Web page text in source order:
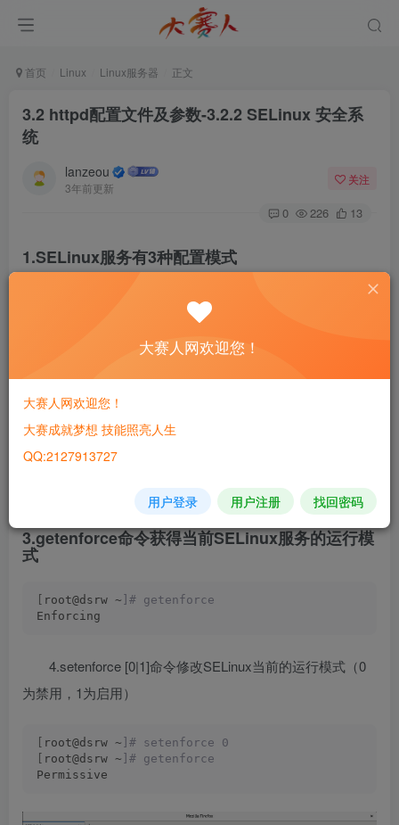
首页 Linux Linux服务器 正文
3.2 httpd配置文件及参数-3.2.2 SELinux 安全系
统
lanzeou
3年前更新
关注
0 226 13
1.SELinux服务有3种配置模式
enforcing ：强制启用安全策略模式，将拦截服务的不合法请求。
permissive ：遇到服务越权访问时，只发出警告而不强制拦截。
2.修改SELinux服务主配置文件中定义的默认状
态，修改为enforcing
[root@dsrw ~
3.getenforce命令获得当前SELinux服务的运行模
式
root@dsrw ~ ]# getenforce
Enforcing
4.setenforce [0|1]命令修改SELinux当前的运行模式（0
为禁用，1为启用）
root@dsrw ~ ]# setenforce 0
root@dsrw ~ ]# getenforce
Permissive
大赛人网欢迎您！
大赛人网欢迎您！
大赛成就梦想 技能照亮人生
QQ:2127913727
用户登录 用户注册 找回密码